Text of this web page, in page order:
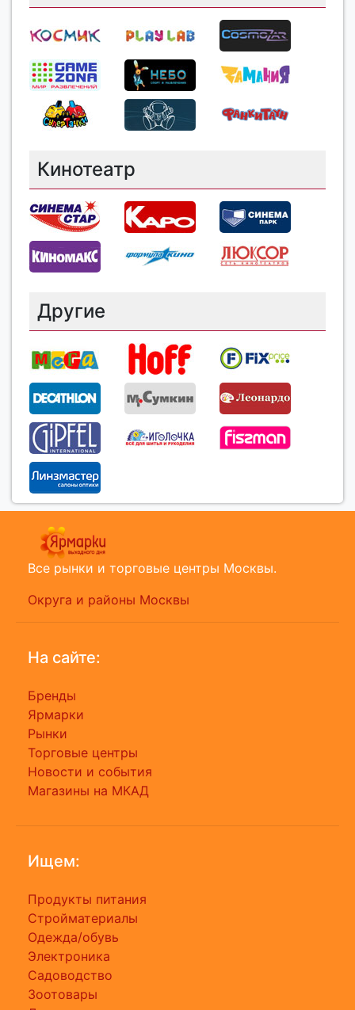
Кинотеатр
Другие
Все рынки и торговые центры Москвы.
Округа и районы Москвы
На сайте:
Бренды
Ярмарки
Рынки
Торговые центры
Новости и события
Магазины на МКАД
Ищем:
Продукты питания
Стройматериалы
Одежда/обувь
Электроника
Садоводство
Зоотовары